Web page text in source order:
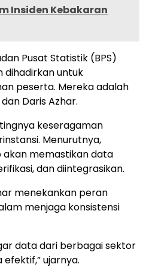
Insiden Kebakaran
Pusat Statistik (BPS)
dihadirkan untuk
peserta. Mereka adalah
Daris Azhar.
keseragaman
Menurutnya,
memastikan data
dan diintegrasikan.
menekankan peran
menjaga konsistensi
data dari berbagai sektor
ujarnya.